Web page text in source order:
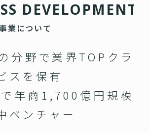
SS DEVELOPM ENT
業について
分野で業界TOPクラ
スを保有
年商1,700億円規模
ベンチャー